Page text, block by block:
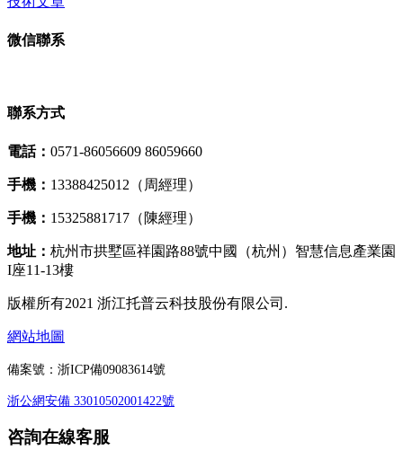
微信聯系
聯系方式
電話： 0571-86056609 86059660
手機： 13388425012（周經理）
手機： 15325881717（陳經理）
地址： 杭州市拱墅區祥園路88號中國（杭州）智慧信息產業園
I座11-13樓
版權所有2021 浙江托普云科技股份有限公司.
網站地圖
備案號： 浙ICP備09083614號
浙公網安備 33010502001422號
咨詢在線客服